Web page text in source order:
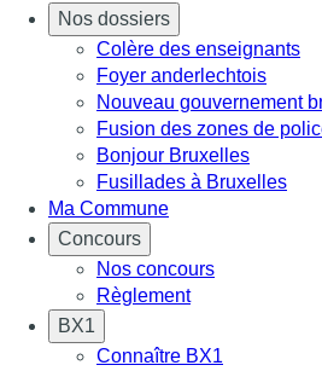
Nos dossiers
Colère des enseignants
Foyer anderlechtois
Nouveau gouvernement
Fusion des zones de
Bonjour Bruxelles
Fusillades à Bruxelles
Ma Commune
Concours
Nos concours
Règlement
BX1
Connaître BX1